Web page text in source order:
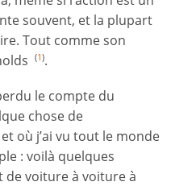
souvent, et la plupart
Tout comme son
(1).
le compte du
chose de
où j’ai vu tout le monde
: voilà quelques
de voiture à voiture à